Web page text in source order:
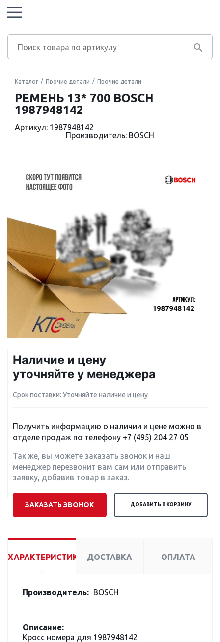
Каталог Прочие детали Прочие детали
РЕМЕНЬ 13* 700 BOSCH
1987948142
Артикул: 1987948142
Производитель: BOSCH
Наличие и цену
уточняйте у менеджера
Срок поставки: Уточняйте наличие и цену
Получить информацию о наличии и цене можно в
отделе продаж по телефону +7 (495) 204 27 05
Так же, вы можете заказать звонок и наш
менеджер перезвонит вам сам или отправить
заявку, добавив товар в заказ.
ЗАКАЗАТЬ ЗВОНОК ДОБАВИТЬ В КОРЗИНУ
ХАРАКТЕРИСТИКИ ДОСТАВКА ОПЛАТА
Производитель: BOSCH
Описание:
Кросс номера для 1987948142